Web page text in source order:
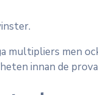
multipliers men
innan de